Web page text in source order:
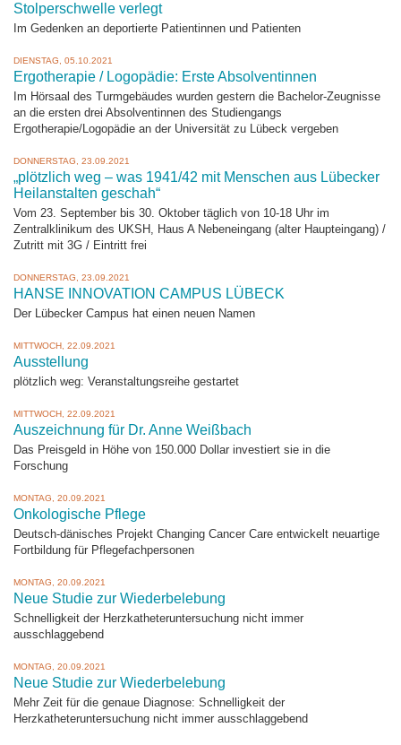
Stolperschwelle verlegt
Im Gedenken an deportierte Patientinnen und Patienten
DIENSTAG, 05.10.2021
Ergotherapie / Logopädie: Erste Absolventinnen
Im Hörsaal des Turmgebäudes wurden gestern die Bachelor-Zeugnisse
an die ersten drei Absolventinnen des Studiengangs
Ergotherapie/Logopädie an der Universität zu Lübeck vergeben
DONNERSTAG, 23.09.2021
„plötzlich weg – was 1941/42 mit Menschen aus Lübecker
Heilanstalten geschah“
Vom 23. September bis 30. Oktober täglich von 10-18 Uhr im
Zentralklinikum des UKSH, Haus A Nebeneingang (alter Haupteingang) /
Zutritt mit 3G / Eintritt frei
DONNERSTAG, 23.09.2021
HANSE INNOVATION CAMPUS LÜBECK
Der Lübecker Campus hat einen neuen Namen
MITTWOCH, 22.09.2021
Ausstellung
plötzlich weg: Veranstaltungsreihe gestartet
MITTWOCH, 22.09.2021
Auszeichnung für Dr. Anne Weißbach
Das Preisgeld in Höhe von 150.000 Dollar investiert sie in die
Forschung
MONTAG, 20.09.2021
Onkologische Pflege
Deutsch-dänisches Projekt Changing Cancer Care entwickelt neuartige
Fortbildung für Pflegefachpersonen
MONTAG, 20.09.2021
Neue Studie zur Wiederbelebung
Schnelligkeit der Herzkatheteruntersuchung nicht immer
ausschlaggebend
MONTAG, 20.09.2021
Neue Studie zur Wiederbelebung
Mehr Zeit für die genaue Diagnose: Schnelligkeit der
Herzkatheteruntersuchung nicht immer ausschlaggebend